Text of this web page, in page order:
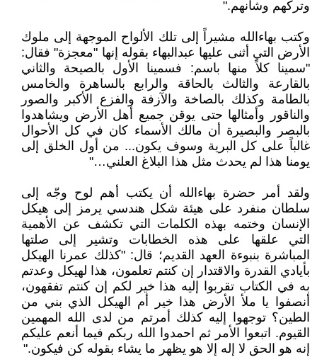
وتركهم وشأنهم."
وكتب بهاءالله مشيراً إلى تلك الألواح الموجهة إلى ملوك
الأرض التي أثنى عليها عبدالبهاء بقوله إنها "معجزة" فقال:
"سمينا كلاً منها باسم: فسمينا الأول بالصيحة والثاني
بالقارعة والثالث بالحاقة والرابع بالساهرة والخامس
بالطامة وكذلك بالصاخة والآزفة والفزع الأكبر والصور
والناقور وأمثالها حتى يوقن جميع أهل الأرض ويشاهدوا
بالبصر والبصيرة أن مالك الأسماء كان في كل الأحوال
غالباً على كل البرية وسوف يكون... من أول الخلق إلى
يومنا هذا لم يحدث مثل هذا البلاغ العلني…"
ولقد أمر حضرة بهاءالله أن يكتب أهم لوح وجّه إلى
سلطان منفرد على هيئة شكل هندسي يرمز إلى هيكل
الإنسان وختمه بهذه الكلمات التي تكشف عن الأهمية
التي علقها على هذه الخطابات وتشير إلى صلتها
المباشرة بنبوءة العهد القديم؛ قال: "كذلك عمرنا الهيكل
بأيادي القدرة والاقتدار إن كنتم تعلمون، هذا لهيكل وعدتم
به في الكتاب تقربوا إليه هذا خير لكم إن كنتم تفقهون،
أنصفوا يا ملأ الأرض هذا خير أم الهيكل الذي بني من
الطين؟ توجهوا إليه كذلك أمرتم من لدى الله المهمين
القيوم. اتبعوا الأمر ثم احمدوا الله ربكم فيما أنعم عليكم
إنه هو الحق لا إله إلا هو يظهر ما يشاء بقوله كن فيكون."